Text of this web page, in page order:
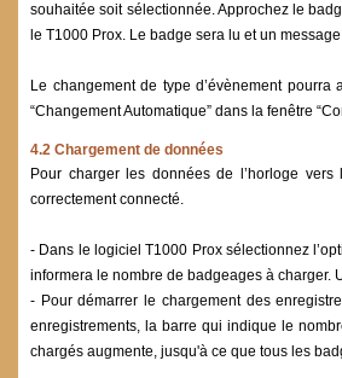
souhaitée soit sélectionnée. Approchez le
le T1000 Prox. Le badge sera lu et un
Le changement de type d’évènement
“Changement Automatique” dans la fenêtre
4.2 Chargement de données
Pour charger les données de l’horloge
correctement connecté.
- Dans le logiciel T1000 Prox sélectionnez
informera le nombre de badgeages à charger.
- Pour démarrer le chargement des
enregistrements, la barre qui indique le
chargés augmente, jusqu'à ce que tous les